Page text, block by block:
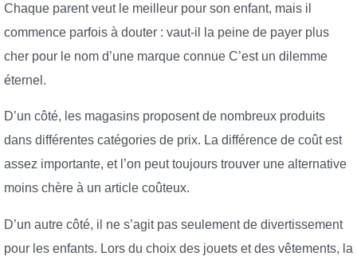
Chaque parent veut le meilleur pour son enfant, mais il
commence parfois à douter : vaut-il la peine de payer plus
cher pour le nom d’une marque connue C’est un dilemme
éternel.
D’un côté, les magasins proposent de nombreux produits
dans différentes catégories de prix. La différence de coût est
assez importante, et l’on peut toujours trouver une alternative
moins chère à un article coûteux.
D’un autre côté, il ne s’agit pas seulement de divertissement
pour les enfants. Lors du choix des jouets et des vêtements, la